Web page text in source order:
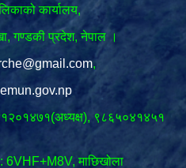
कार्यालय,
गण्डकी प्रदेश, नेपाल ।
,
९८६५०४१४५१
माछिखोला